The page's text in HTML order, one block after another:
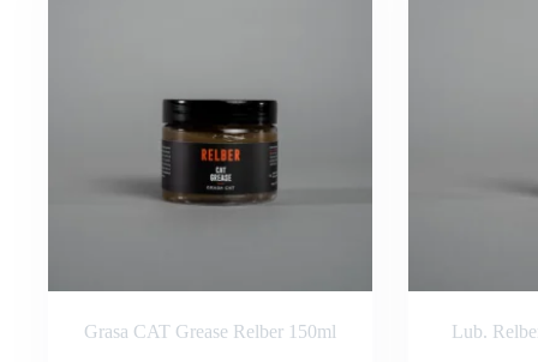
Grasa CAT Grease Relber 150ml Lub.